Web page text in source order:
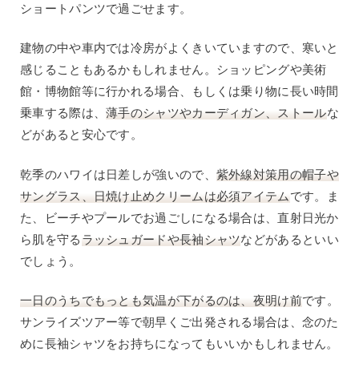
ショートパンツで過ごせます。
建物の中や車内では冷房がよくきいていますので、寒いと
感じることもあるかもしれません。ショッピングや美術
館・博物館等に行かれる場合、もしくは乗り物に長い時間
乗車する際は、薄手のシャツやカーディガン、ストールな
どがあると安心です。
乾季のハワイは日差しが強いので、 紫外線対策用の帽子や
サングラス、日焼け止めクリームは必須アイテムです。ま
た、ビーチやプールでお過ごしになる場合は、直射日光か
ら肌を守る ラッシュガードや長袖シャツなどがあるといい
でしょう。
一日のうちでもっとも気温が下がるのは、夜明け前です。
サンライズツアー等で朝早くご出発される場合は、念のた
めに長袖シャツをお持ちになってもいいかもしれません。